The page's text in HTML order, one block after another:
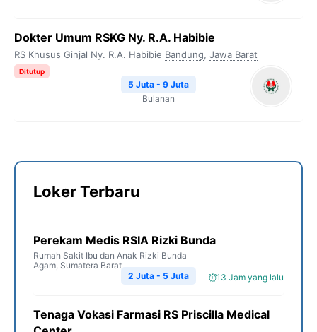
Dokter Umum RSKG Ny. R.A. Habibie
RS Khusus Ginjal Ny. R.A. Habibie Bandung, Jawa Barat
Ditutup
5 Juta - 9 Juta
Bulanan
Loker Terbaru
Perekam Medis RSIA Rizki Bunda
Rumah Sakit Ibu dan Anak Rizki Bunda
Agam, Sumatera Barat
13 Jam yang lalu
2 Juta - 5 Juta
Tenaga Vokasi Farmasi RS Priscilla Medical